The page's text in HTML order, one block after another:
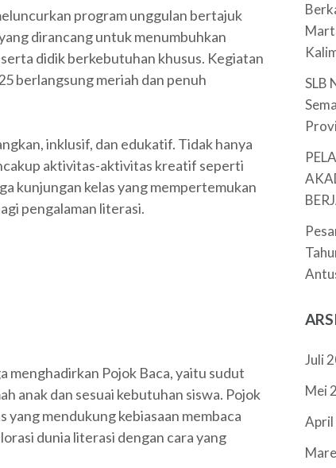
program unggulan bertajuk
dirancang untuk menumbuhkan
didik berkebutuhan khusus. Kegiatan
berlangsung meriah dan penuh
inklusif, dan edukatif. Tidak hanya
aktivitas-aktivitas kreatif seperti
kunjungan kelas yang mempertemukan
pengalaman literasi.
menghadirkan Pojok Baca, yaitu sudut
anak dan sesuai kebutuhan siswa. Pojok
mendukung kebiasaan membaca
dunia literasi dengan cara yang
SLB
Juli
Mei
April